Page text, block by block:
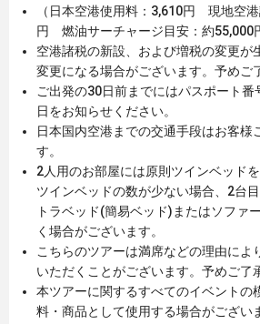
（日本空港使用料：3,610円 現地空
円 燃油サーチャージ目安：約55,000
空港諸税の新設、および増税の変更が
変更になる場合がございます。予めご
ご出発の30日前までにはパスポート番
日をお知らせください。
日本国内空港までの交通手段はお客様
す。
2人用のお部屋には原則ツインベッド
ツインベッドの数が少ない場合、2台
トラベッド(簡易ベッド)またはソファ
く場合がございます。
こちらのツアーは満席などの理由によ
いただくことがございます。予めご了
本ツアーに関するすべてのイベントの
料・商品として使用する場合がござい